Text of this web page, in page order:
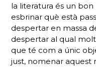
la literatura és un
esbrinar què està
despertar en massa
despertar al qual
que té com a únic
just, nomenar aquest